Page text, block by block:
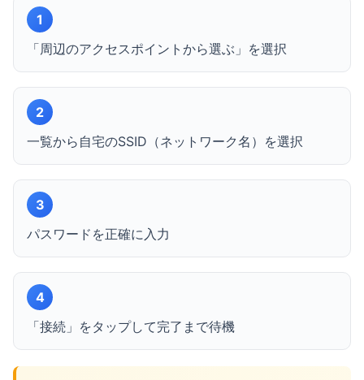
1
「周辺のアクセスポイントから選ぶ」を選択
2
一覧から自宅のSSID（ネットワーク名）を選択
3
パスワードを正確に入力
4
「接続」をタップして完了まで待機